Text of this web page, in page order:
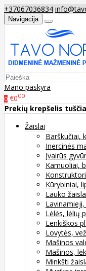
+37067036834
Navigacija
Mano paskyra
0 €000
Prekių krepšelis
Žaislai
Barškučiai,
Inercinės
Įvairūs
Kamuoliai,
Kūrybiniai,
Lauko
Lėlės, lėlių
Lenkiškos
Lovytės,
Mašinos
Mašinos,
Minkšti